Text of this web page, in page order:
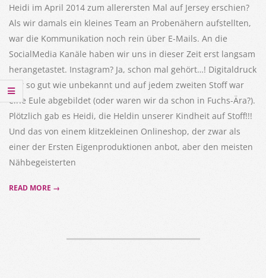
Heidi im April 2014 zum allerersten Mal auf Jersey erschien?
Als wir damals ein kleines Team an Probenähern aufstellten,
war die Kommunikation noch rein über E-Mails. An die
SocialMedia Kanäle haben wir uns in dieser Zeit erst langsam
herangetastet. Instagram? Ja, schon mal gehört…! Digitaldruck
war so gut wie unbekannt und auf jedem zweiten Stoff war
eine Eule abgebildet (oder waren wir da schon in Fuchs-Ära?).
Plötzlich gab es Heidi, die Heldin unserer Kindheit auf Stoff!!!
Und das von einem klitzekleinen Onlineshop, der zwar als
einer der Ersten Eigenproduktionen anbot, aber den meisten
Nähbegeisterten
READ MORE →